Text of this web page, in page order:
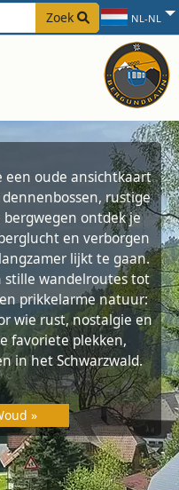
Zoek NL-NL
een oude ansichtkaart
rustige
ontdek je
en verborgen
lijkt te gaan.
stille wandelroutes tot
prikkelarme natuur:
wie rust, nostalgie en
favoriete plekken,
in het Schwarzwald.
»